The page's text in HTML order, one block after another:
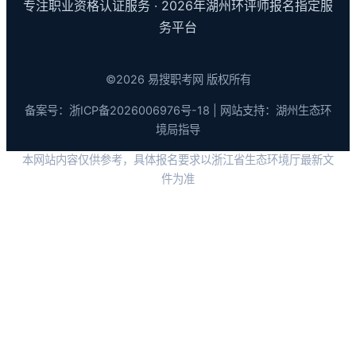
专注职业资格认证服务 · 2026年湖州环评师报名指定服
务平台
©2026 易搜职考网 版权所有
备案号： 浙ICP备2026006976号-18 | 网站支持：湖州生态环
境局指导
本网站内容仅供参考，具体报名要求以浙江省生态环境厅最新文
件为准